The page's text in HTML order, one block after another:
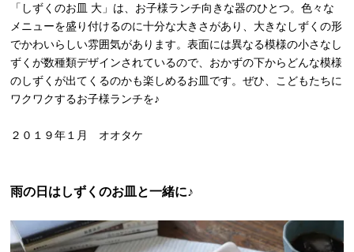
「しずくのお皿 大」は、お子様ランチ向きな器のひとつ。色々な
メニューを盛り付けるのに十分な大きさがあり、大きなしずくの形
でかわいらしい雰囲気があります。表面には異なる模様の小さなし
ずくが数種類デザインされているので、おかずの下からどんな模様
のしずくが出てくるのかも楽しめるお皿です。ぜひ、こどもたちに
ワクワクするお子様ランチを♪
２０１９年１月 オオタケ
雨の日はしずくのお皿と一緒に♪